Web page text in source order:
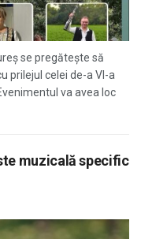
se pregătește să
prilejul celei de-a VI-a
va avea loc
muzicală specific